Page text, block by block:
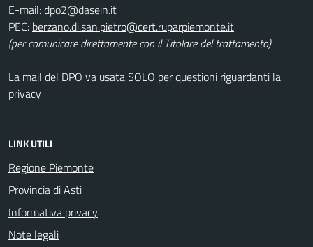
E-mail:
PEC:
(per comunicare direttamente con il Titolare del trattamento)
La mail del DPO va usata SOLO per questioni riguardanti la
privacy
LINK UTILI
Regione Piemonte
Provincia di Asti
Informativa privacy
Note legali